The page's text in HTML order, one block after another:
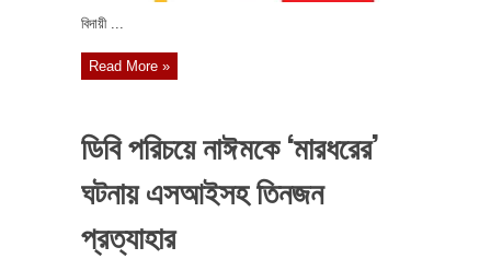
বিদায়ী ...
Read More »
ডিবি পরিচয়ে নাঈমকে ‘মারধরের’
ঘটনায় এসআইসহ তিনজন
প্রত্যাহার